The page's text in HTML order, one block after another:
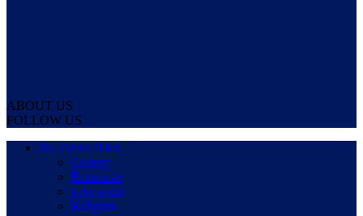
ABOUT US
FOLLOW US
ACTUALITES
Culture
Economie
Education
Religion